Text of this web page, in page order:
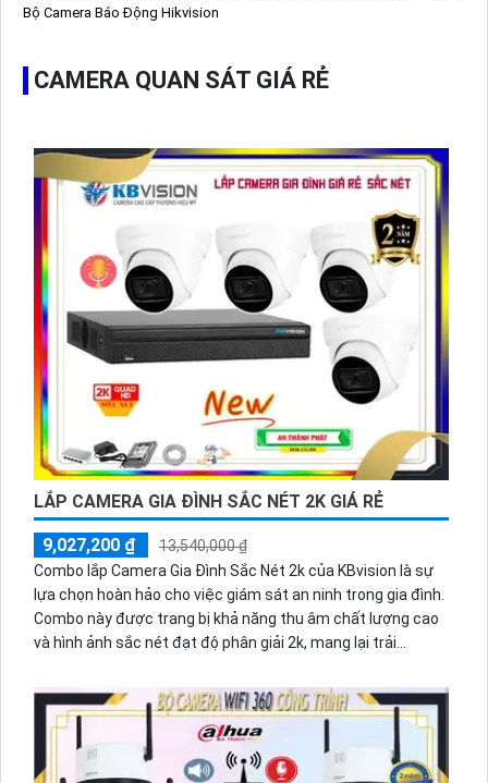
Bộ Camera Báo Động Hikvision
CAMERA QUAN SÁT GIÁ RẺ
LẮP CAMERA GIA ĐÌNH SẮC NÉT 2K GIÁ RẺ
9,027,200 ₫
13,540,000 ₫
Combo lắp Camera Gia Đình Sắc Nét 2k của KBvision là sự
lựa chọn hoàn hảo cho việc giám sát an ninh trong gia đình.
Combo này được trang bị khả năng thu âm chất lượng cao
và hình ảnh sắc nét đạt độ phân giải 2k, mang lại trải